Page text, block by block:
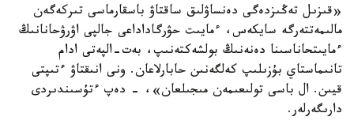
«قىزىل تەڭىزدەگى دەنساۋلىق ساقتاۋ باسقارماسى تىركەگەن
مالىمەتتەرگە سايكەس، ءمايىت حۋرگاداداعى جالپى اۋرۋحانانىڭ
ءمايىتحاناسىنا دەنەنىڭ بولشەكتەنىپ، بەت-الپەتى ادام
تانىماستاي بۇزىلىپ كەلگەنىن حابارلاعان. ونى انىقتاۋ ءتىپتى
قيىن. ال باسى تولىعىمەن مىجىلعان»، - دەپ ءتۇسىندىردى
دارىگەرلەر.